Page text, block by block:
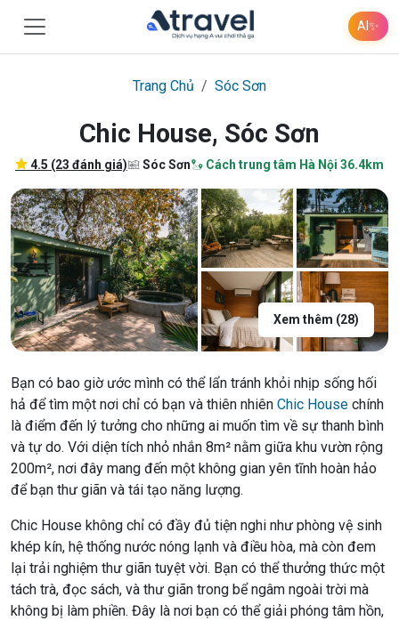
AI✨
Trang Chủ Sóc Sơn
Chic House, Sóc Sơn
4.5 (23 đánh giá) Sóc Sơn Cách trung tâm Hà Nội 36.4km
Xem thêm (28)
Bạn có bao giờ ước mình có thể lẩn tránh khỏi nhịp sống hối
hả để tìm một nơi chỉ có bạn và thiên nhiên Chic House chính
là điểm đến lý tưởng cho những ai muốn tìm về sự thanh bình
và tự do. Với diện tích nhỏ nhắn 8m² nằm giữa khu vườn rộng
200m², nơi đây mang đến một không gian yên tĩnh hoàn hảo
để bạn thư giãn và tái tạo năng lượng.
Chic House không chỉ có đầy đủ tiện nghi như phòng vệ sinh
khép kín, hệ thống nước nóng lạnh và điều hòa, mà còn đem
lại trải nghiệm thư giãn tuyệt vời. Bạn có thể thưởng thức một
tách trà, đọc sách, và thư giãn trong bể ngâm ngoài trời mà
không bị làm phiền. Đây là nơi bạn có thể giải phóng tâm hồn,